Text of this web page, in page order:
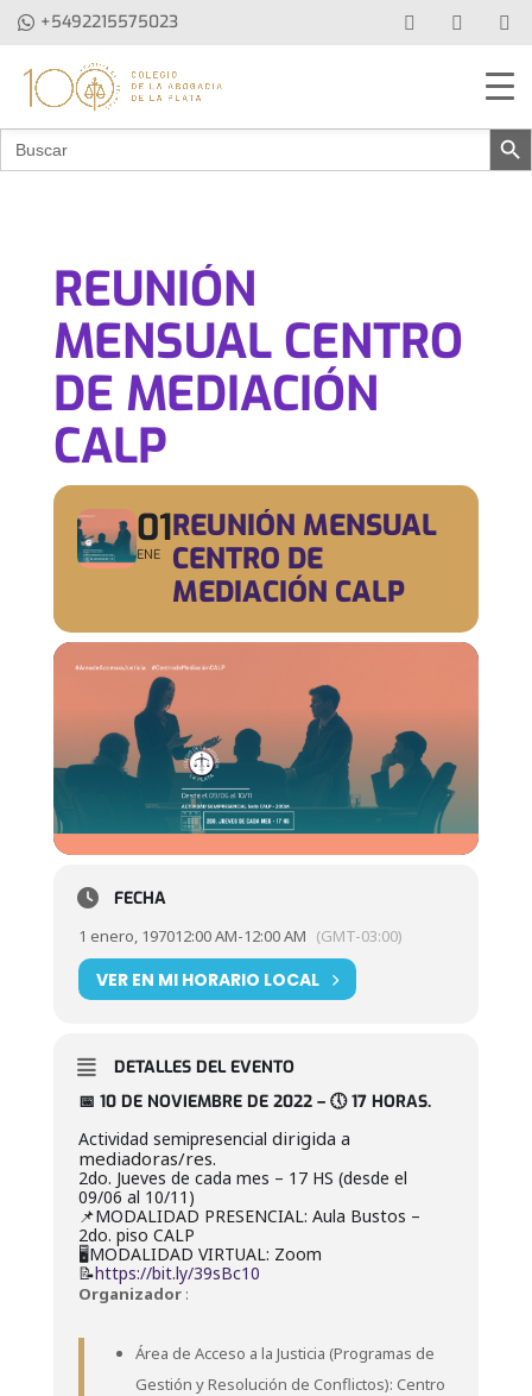
+5492215575023
Buscar: Botón de
REUNIÓN
MENSUAL CENTRO
DE MEDIACIÓN
CALP
01
ENE
REUNIÓN MENSUAL
CENTRO DE
MEDIACIÓN CALP
FECHA
1 enero, 197012:00 AM-12:00 AM (GMT-03:00)
VER EN MI HORARIO LOCAL
DETALLES DEL EVENTO
📅 10 DE NOVIEMBRE DE 2022 – 🕔 17 HORAS.
Actividad semipresencial dirigida a
mediadoras/res.
2do. Jueves de cada mes – 17 HS (desde el
09/06 al 10/11)
📌MODALIDAD PRESENCIAL: Aula Bustos –
2do. piso CALP
🖥️MODALIDAD VIRTUAL: Zoom
📝https://bit.ly/39sBc10
Organizador:
Área de Acceso a la Justicia (Programas de
Gestión y Resolución de Conflictos): Centro